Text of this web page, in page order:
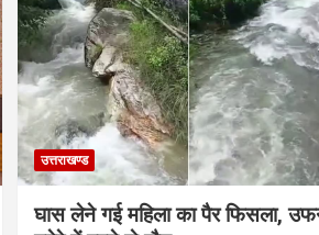
उत्तराखण्ड
घास लेने गई महिला का पैर फिसला,